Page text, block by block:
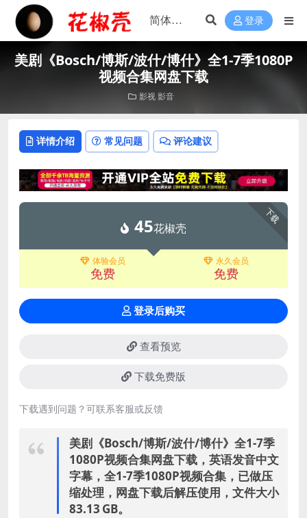
登录
美剧《Bosch/博斯/波什/博什》全1-7季1080P
视频合集网盘下载
影视 影音
详情介绍 常见问题 评论建议
下载
45花椒壳
体验会员
免费
永久会员
免费
登录后购买
查看预览
下载免费版
下载遇到问题？可联系客服或反馈
美剧《Bosch/博斯/波什/博什》全1-7季
1080P视频合集网盘下载，英语发音中文
字幕，全1-7季1080P视频合集，已做压
缩处理，网盘下载后解压使用，文件大小
83.13 GB。